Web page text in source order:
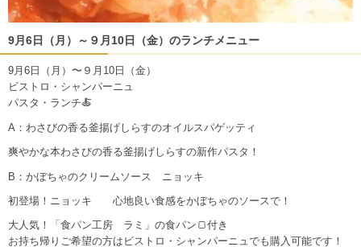
9月6日（月）～９月10日（金）のランチメニュー
9月6日（月）〜９月10日（金）
ビストロ・シャンパーニュ
パスタ・ランチ🍝
A：わさびの香る釜揚げしらすのオイルスパゲッティ
爽やかな本わさびの香る釜揚げしらすの新作パスタ！
B：かぼちゃのクリームソース ニョッキ
初登場！ニョッキ 心地良い食感をかぼちゃのソースで！
大人気！「食パン工房 ラミ」の食パン🍞付き
お持ち帰りご希望の方はビストロ・シャンパーニュでも購入可能です！